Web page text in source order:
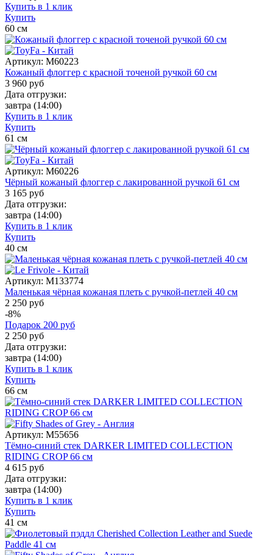
Купить в 1 клик
Купить
60 см
Артикул: M60223
Кожаный флоггер с красной точеной ручкой 60 см
3 960 руб
Дата отгрузки:
завтра (14:00)
Купить в 1 клик
Купить
61 см
Артикул: M60226
Чёрный кожаный флоггер с лакированной ручкой 61 см
3 165 руб
Дата отгрузки:
завтра (14:00)
Купить в 1 клик
Купить
40 см
Артикул: M133774
Маленькая чёрная кожаная плеть с ручкой-петлей 40 см
2 250 руб
-8%
Подарок 200 руб
2 250 руб
Дата отгрузки:
завтра (14:00)
Купить в 1 клик
Купить
66 см
Артикул: M55656
Тёмно-синий стек DARKER LIMITED COLLECTION
RIDING CROP 66 см
4 615 руб
Дата отгрузки:
завтра (14:00)
Купить в 1 клик
Купить
41 см